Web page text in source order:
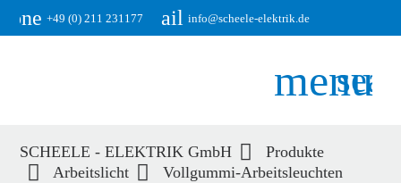
+49 (0) 211 231177email info@scheele-elektrik.de
menu
Suchbegriffe SUCHEN
SCHEELE - ELEKTRIK GmbH
Produkte
Arbeitslicht
Vollgummi-Arbeitsleuchten